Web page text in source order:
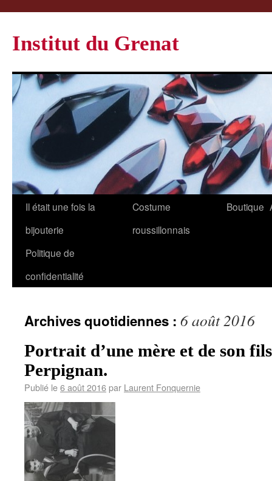
Institut du Grenat
Il était une fois la
bijouterie
Costume
roussillonnais
Boutique
Politique de
confidentialité
Archives quotidiennes : 6 août 2016
Portrait d’une mère et de son
Perpignan.
Publié le6 août 2016par Laurent Fonquernie